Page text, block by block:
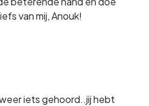
van mij, Anouk!
iets gehoord..jij hebt